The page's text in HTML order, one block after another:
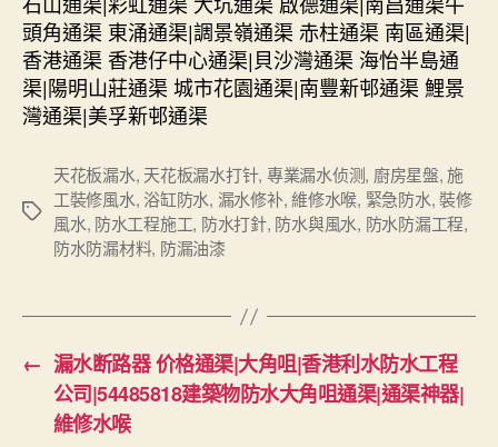
頭角通渠 東涌通渠|調景嶺通渠 赤柱通渠 南區通渠|
香港通渠 香港仔中心通渠|貝沙灣通渠 海怡半島通
渠|陽明山莊通渠 城市花園通渠|南豐新邨通渠 鯉景
灣通渠|美孚新邨通渠
Tags
天花板漏水, 天花板漏水打针, 專業漏水侦测, 廚房星盤,施
工裝修風水, 浴缸防水, 漏水修补,維修水喉, 緊急防水,裝修
風水, 防水工程施工, 防水打針, 防水與風水, 防水防漏工程,
防水防漏材料, 防漏油漆
← 漏水断路器 价格通渠|大角咀|香港利水防水工程
公司|54485818建築物防水大角咀通渠|通渠神器|
維修水喉